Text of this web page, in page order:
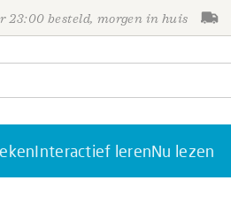
23:00 besteld, morgen in huis
Interactief lerenNu lezen